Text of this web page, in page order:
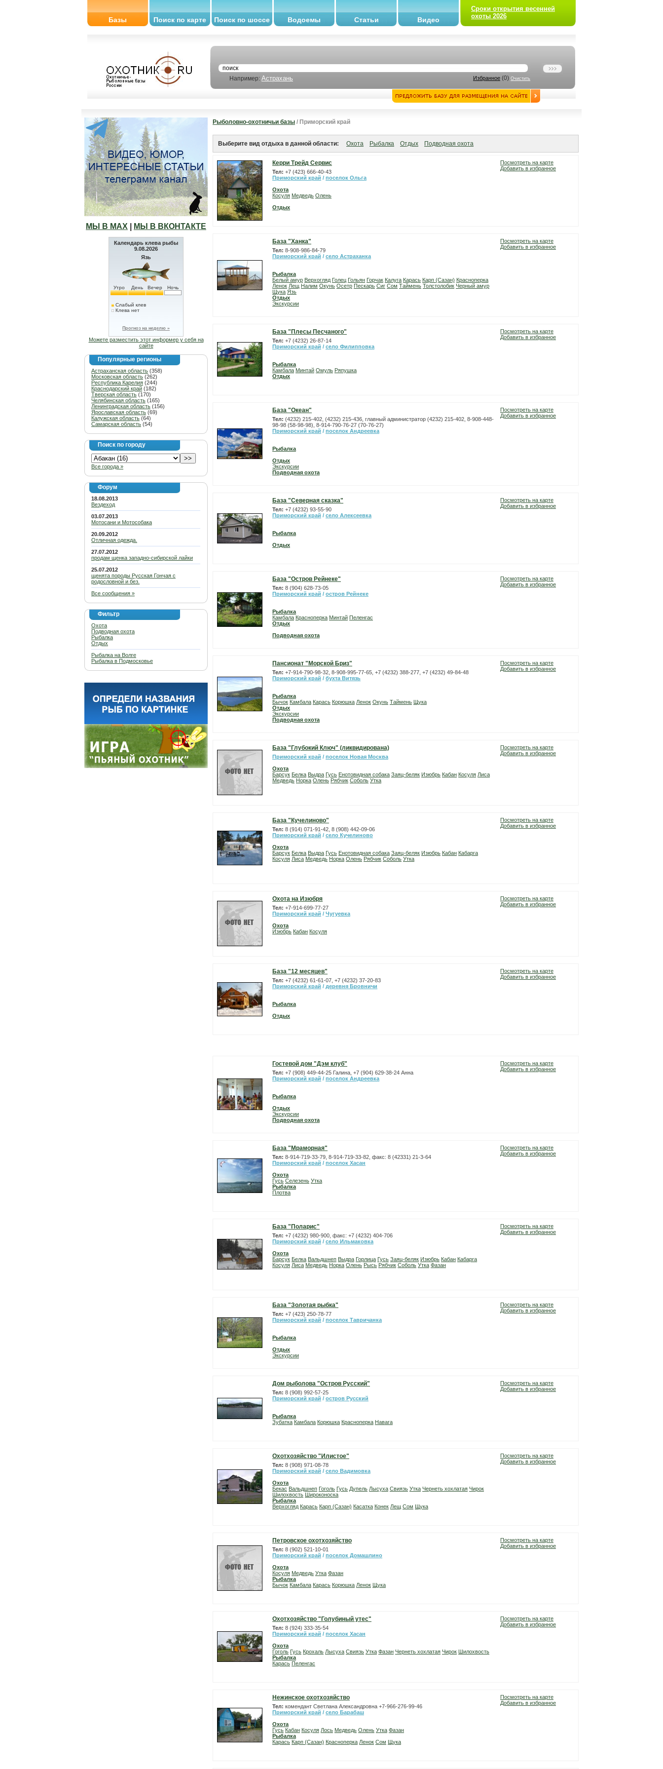
Базы Поиск по карте Поиск по шоссе Водоемы Статьи Видео
Сроки открытия весенней
охоты 2026
Например: Астрахань Избранное (0) Очистить
МЫ В МАХ МЫ В ВКОНТАКТЕ
Календарь клева рыбы
9.08.2026
Язь
Утро День Вечер Ночь
Слабый клев
Клева нет
Прогноз на неделю »
Можете разместить этот информер у себя на
сайте
Популярные регионы
Астраханская область (358)
Московская область (262)
Республика Карелия (244)
Краснодарский край (182)
Тверская область (170)
Челябинская область (165)
Ленинградская область (156)
Ярославская область (69)
Калужская область (64)
Самарская область (54)
Поиск по городу
Все города »
Форум
18.08.2013
Вездеход
03.07.2013
Мотосани и Мотособака
20.09.2012
Отличная одежда.
27.07.2012
продам щенка западно-сибирской лайки
25.07.2012
щенята породы Русская Гончая с
родословной и без.
Все сообщения »
Фильтр
Охота
Подводная охота
Рыбалка
Отдых
Рыбалка на Волге
Рыбалка в Подмосковье
Рыболовно-охотничьи базы / Приморский край
Выберите вид отдыха в данной области: Охота Рыбалка Отдых Подводная охота
Керри Трейд Сервис
Тел: +7 (423) 666-40-43
Приморский край / поселок Ольга
Охота
Косуля Медведь Олень
Отдых
Посмотреть на карте
Добавить в избранное
База "Ханка"
Тел: 8-908-986-84-79
Приморский край / село Астраханка
Рыбалка
Белый амур Верхогляд Голец Гольян Горчак Калуга Карась Карп (Сазан) Красноперка
Ленок Лещ Налим Окунь Осетр Пескарь Сиг Сом Таймень Толстолобик Черный амур
Щука Язь
Отдых
Экскурсии
Посмотреть на карте
Добавить в избранное
База "Плесы Песчаного"
Тел: +7 (4232) 26-87-14
Приморский край / село Филипповка
Рыбалка
Камбала Минтай Омуль Ряпушка
Отдых
Посмотреть на карте
Добавить в избранное
База "Океан"
Тел: (4232) 215-402, (4232) 215-436, главный администратор (4232) 215-402, 8-908-448-
98-98 (58-98-98), 8-914-790-76-27 (70-76-27)
Приморский край / поселок Андреевка
Рыбалка
Отдых
Экскурсии
Подводная охота
Посмотреть на карте
Добавить в избранное
База "Северная сказка"
Тел: +7 (4232) 93-55-90
Приморский край / село Алексеевка
Рыбалка
Отдых
Посмотреть на карте
Добавить в избранное
База "Остров Рейнеке"
Тел: 8 (904) 628-73-05
Приморский край / остров Рейнеке
Рыбалка
Камбала Красноперка Минтай Пеленгас
Отдых
Подводная охота
Посмотреть на карте
Добавить в избранное
Пансионат "Морской Бриз"
Тел: +7-914-790-98-32, 8-908-995-77-65, +7 (4232) 388-277, +7 (4232) 49-84-48
Приморский край / бухта Витязь
Рыбалка
Бычок Камбала Карась Корюшка Ленок Окунь Таймень Щука
Отдых
Экскурсии
Подводная охота
Посмотреть на карте
Добавить в избранное
База "Глубокий Ключ" (ликвидирована)
Приморский край / поселок Новая Москва
Охота
Барсук Белка Выдра Гусь Енотовидная собака Заяц-беляк Изюбрь Кабан Косуля Лиса
Медведь Норка Олень Рябчик Соболь Утка
Посмотреть на карте
Добавить в избранное
База "Кучелиново"
Тел: 8 (914) 071-91-42, 8 (908) 442-09-06
Приморский край / село Кучелиново
Охота
Барсук Белка Выдра Гусь Енотовидная собака Заяц-беляк Изюбрь Кабан Кабарга
Косуля Лиса Медведь Норка Олень Рябчик Соболь Утка
Посмотреть на карте
Добавить в избранное
Охота на Изюбря
Тел: +7-914-699-77-27
Приморский край / Чугуевка
Охота
Изюбрь Кабан Косуля
Посмотреть на карте
Добавить в избранное
База "12 месяцев"
Тел: +7 (4232) 61-61-07, +7 (4232) 37-20-83
Приморский край / деревня Бровничи
Рыбалка
Отдых
Посмотреть на карте
Добавить в избранное
Гостевой дом "Дэм клуб"
Тел: +7 (908) 449-44-25 Галина, +7 (904) 629-38-24 Анна
Приморский край / поселок Андреевка
Рыбалка
Отдых
Экскурсии
Подводная охота
Посмотреть на карте
Добавить в избранное
База "Мраморная"
Тел: 8-914-719-33-79, 8-914-719-33-82, факс: 8 (42331) 21-3-64
Приморский край / поселок Хасан
Охота
Гусь Селезень Утка
Рыбалка
Плотва
Посмотреть на карте
Добавить в избранное
База "Поларис"
Тел: +7 (4232) 980-900, факс: +7 (4232) 404-706
Приморский край / село Ильмаковка
Охота
Барсук Белка Вальдшнеп Выдра Горлица Гусь Заяц-беляк Изюбрь Кабан Кабарга
Косуля Лиса Медведь Норка Олень Рысь Рябчик Соболь Утка Фазан
Посмотреть на карте
Добавить в избранное
База "Золотая рыбка"
Тел: +7 (423) 250-78-77
Приморский край / поселок Тавричанка
Рыбалка
Отдых
Экскурсии
Посмотреть на карте
Добавить в избранное
Дом рыболова "Остров Русский"
Тел: 8 (908) 992-57-25
Приморский край / остров Русский
Рыбалка
Зубатка Камбала Корюшка Красноперка Навага
Посмотреть на карте
Добавить в избранное
Охотхозяйство "Илистое"
Тел: 8 (908) 971-08-78
Приморский край / село Вадимовка
Охота
Бекас Вальдшнеп Гоголь Гусь Дупель Лысуха Свиязь Утка Чернеть хохлатая Чирок
Шилохвость Широконоска
Рыбалка
Верхогляд Карась Карп (Сазан) Касатка Конек Лещ Сом Щука
Посмотреть на карте
Добавить в избранное
Петровское охотхозяйство
Тел: 8 (902) 521-10-01
Приморский край / поселок Домашлино
Охота
Косуля Медведь Утка Фазан
Рыбалка
Бычок Камбала Карась Корюшка Ленок Щука
Посмотреть на карте
Добавить в избранное
Охотхозяйство "Голубиный утес"
Тел: 8 (924) 333-35-54
Приморский край / поселок Хасан
Охота
Гоголь Гусь Крохаль Лысуха Свиязь Утка Фазан Чернеть хохлатая Чирок Шилохвость
Рыбалка
Карась Пеленгас
Посмотреть на карте
Добавить в избранное
Нежинское охотхозяйство
Тел: комендант Светлана Александровна +7-966-276-99-46
Приморский край / село Барабаш
Охота
Гусь Кабан Косуля Лось Медведь Олень Утка Фазан
Рыбалка
Карась Карп (Сазан) Красноперка Ленок Сом Щука
Посмотреть на карте
Добавить в избранное